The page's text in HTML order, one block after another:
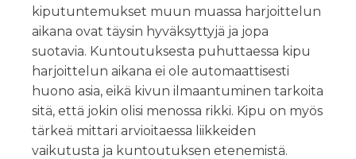
kiputuntemukset muun muassa harjoittelun
aikana ovat täysin hyväksyttyjä ja jopa
suotavia. Kuntoutuksesta puhuttaessa kipu
harjoittelun aikana ei ole automaattisesti
huono asia, eikä kivun ilmaantuminen tarkoita
sitä, että jokin olisi menossa rikki. Kipu on myös
tärkeä mittari arvioitaessa liikkeiden
vaikutusta ja kuntoutuksen etenemistä.